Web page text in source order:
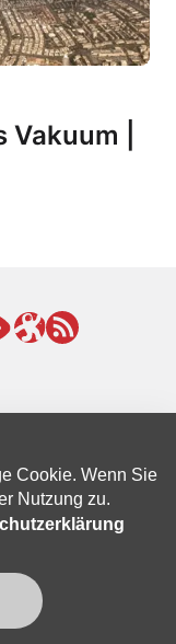
|
Cookie. Wenn Sie
Nutzung zu.